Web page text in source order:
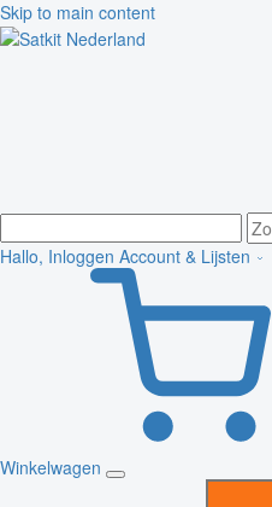
Skip to main content
Hallo, Inloggen Account & Lijsten
Winkelwagen